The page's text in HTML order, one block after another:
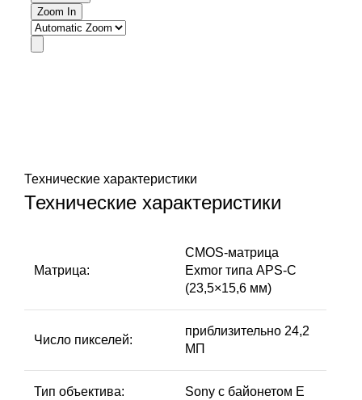
Технические характеристики
Технические характеристики
Матрица:
CMOS-матрица
Exmor типа APS-C
(23,5×15,6 мм)
Число пикселей:
приблизительно 24,2
МП
Тип объектива: Sony с байонетом E